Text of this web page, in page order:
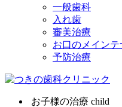
一般歯科
入れ歯
審美治療
お口のメインテ
予防治療
お子様の治療 child